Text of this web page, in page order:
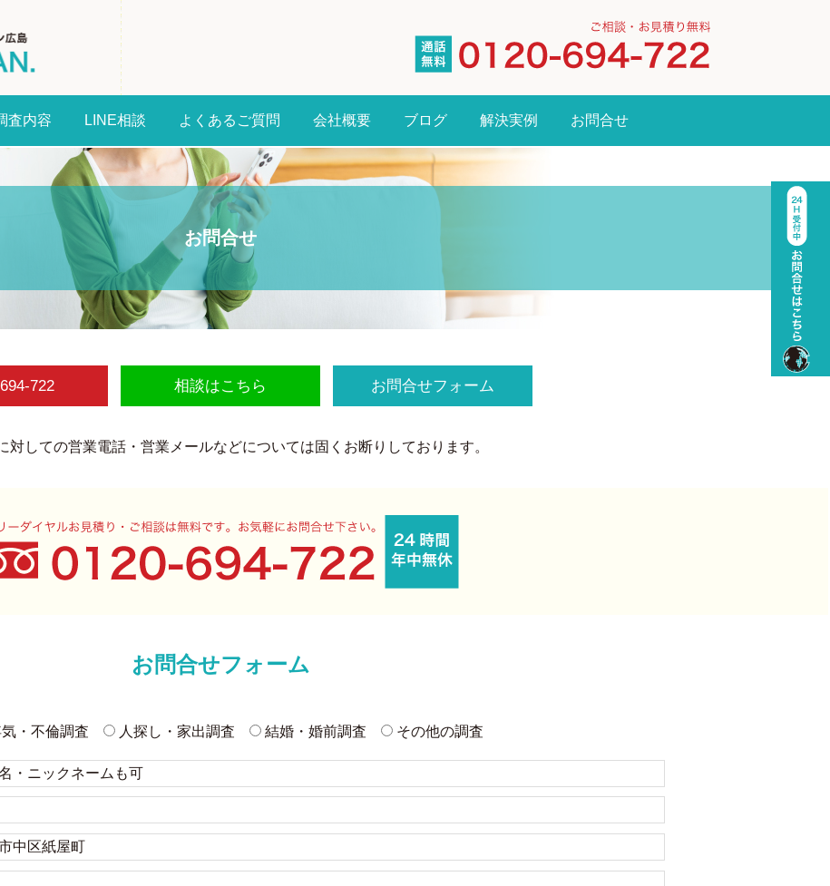
査内容 LINE相談 よくあるご質問 会社概要 ブログ 解決実例 お問合せ
お問合せ
722 相談はこちら お問合せフォーム
対しての営業電話・営業メールなどについては固くお断りしております。
お問合せフォーム
・不倫調査 人探し・家出調査 結婚・婚前調査 その他の調査